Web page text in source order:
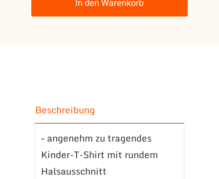
T-
Shirt
In den Warenkorb
Beschreibung
– angenehm zu tragendes
Kinder-T-Shirt mit rundem
Halsausschnitt